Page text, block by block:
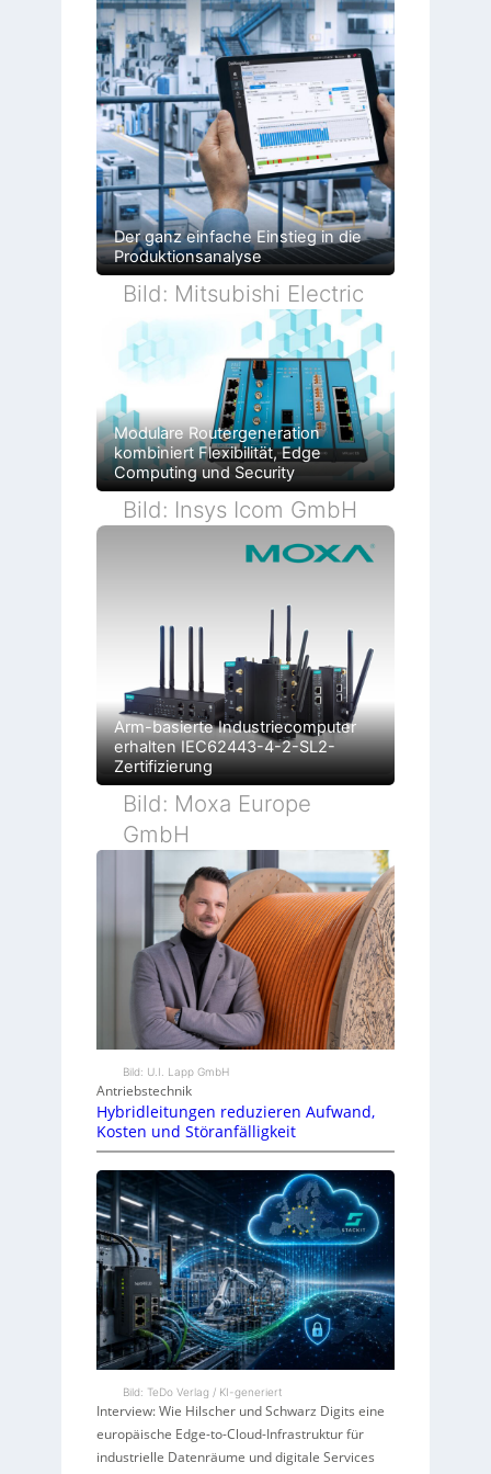
Der ganz einfache Einstieg in die
Produktionsanalyse
Bild: Mitsubishi Electric
Modulare Routergeneration
kombiniert Flexibilität, Edge
Computing und Security
Bild: Insys Icom GmbH
Arm-basierte Industriecomputer
erhalten IEC62443-4-2-SL2-
Zertifizierung
Bild: Moxa Europe
GmbH
Bild: U.I. Lapp GmbH
Antriebstechnik
Hybridleitungen reduzieren Aufwand,
Kosten und Störanfälligkeit
Bild: TeDo Verlag / KI-generiert
Interview: Wie Hilscher und Schwarz Digits eine
europäische Edge-to-Cloud-Infrastruktur für
industrielle Datenräume und digitale Services